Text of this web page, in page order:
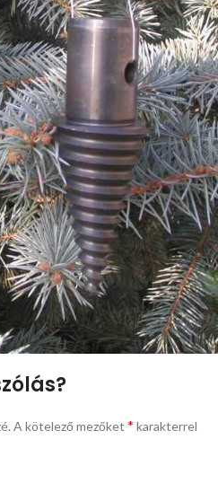
A kötelező mezőket * karakterrel